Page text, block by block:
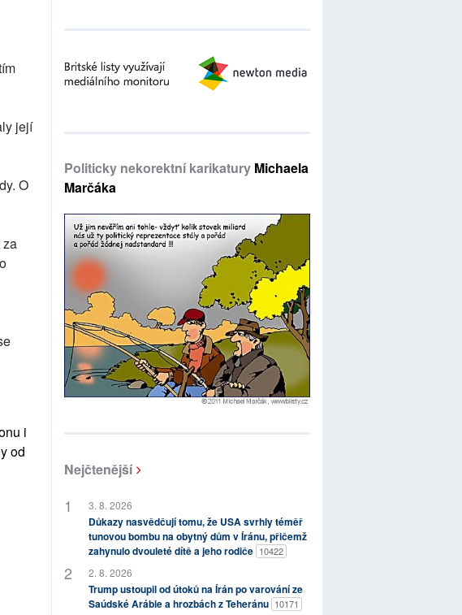
její
O
za
i
od
Politicky nekorektní karikatury Michaela
Marčáka
Nejčtenější
3. 8. 2026
Důkazy nasvědčují tomu, že USA svrhly téměř
tunovou bombu na obytný dům v Íránu, přičemž
zahynulo dvouleté dítě a jeho rodiče 10422
2. 8. 2026
Trump ustoupil od útoků na Írán po varování ze
Saúdské Arábie a hrozbách z Teheránu 10171